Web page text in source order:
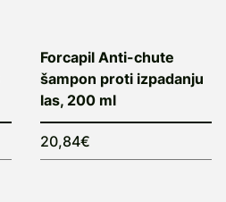
Forcapil Anti-chute
šampon proti izpadanju
las, 200 ml
20,84€